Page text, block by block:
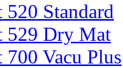
520 Standard
529 Dry Mat
700 Vacu Plus